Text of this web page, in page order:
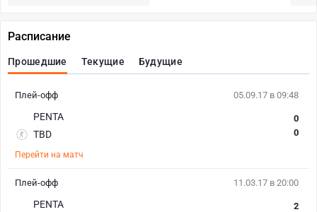
Расписание
Прошедшие Текущие Будущие
05.09.17 в 09:48
PENTA
TBD
0
0
Перейти на матч
Плей-офф
11.03.17 в 20:00
PENTA
2
Плей-офф